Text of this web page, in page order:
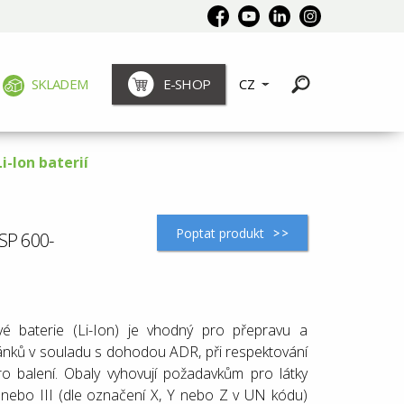
SKLADEM E-SHOP CZ
Ion baterií
600- Poptat produkt
baterie (Li-Ion) je vhodný pro přepravu a
v souladu s dohodou ADR, při respektování
balení. Obaly vyhovují požadavkům pro látky
III (dle označení X, Y nebo Z v UN kódu)